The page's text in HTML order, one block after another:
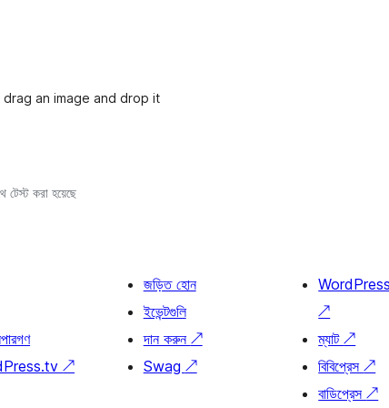
an image and drop it
করা হয়েছে
↗
জড়িত হোন
ইভেন্টগুলি
দান করুন ↗
Swag ↗
↗
ম্যাট↗
বিবিপ্রেস↗
বাডিপ্রেস↗